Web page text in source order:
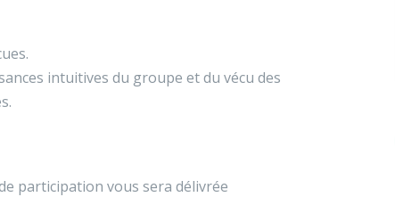
intuitives du groupe et du vécu des
participation vous sera délivrée